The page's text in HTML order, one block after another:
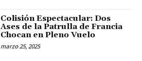
Colisión Espectacular: Dos
Ases de la Patrulla de Francia
Chocan en Pleno Vuelo
marzo 25, 2025